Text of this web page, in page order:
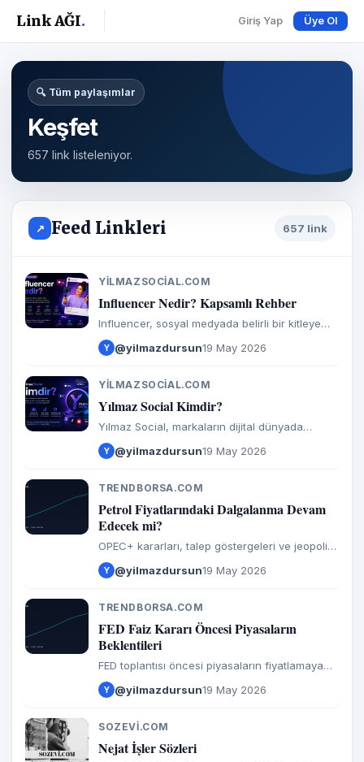
Link AĞI. Giriş Yap Üye Ol
🔍 Tüm paylaşımlar
Keşfet
657 link listeleniyor.
↗ Feed Linkleri 657 link
Y
YILMAZSOCIAL.COM
Influencer Nedir? Kapsamlı Rehber
Influencer, sosyal medyada belirli bir kitleye
hitap eden ve takipçileri üzerinde etkisi olan
kişidir.
Y @yilmazdursun19 May 2026
Y
YILMAZSOCIAL.COM
Yılmaz Social Kimdir?
Yılmaz Social, markaların dijital dünyada
büyümesini sağlayan bağımsız bir UGC ve
influencer ajansıdır.
Y @yilmazdursun19 May 2026
T
TRENDBORSA.COM
Petrol Fiyatlarındaki Dalgalanma Devam
Edecek mi?
OPEC+ kararları, talep göstergeleri ve jeopolitik
risklerin fiyatlara etkisi.
Y @yilmazdursun19 May 2026
T
TRENDBORSA.COM
FED Faiz Kararı Öncesi Piyasaların
Beklentileri
FED toplantısı öncesi piyasaların fiyatlamaya
yansıttığı senaryolar ve volatilite beklentisi.
Y @yilmazdursun19 May 2026
S
SOZEVI.COM
Nejat İşler Sözleri